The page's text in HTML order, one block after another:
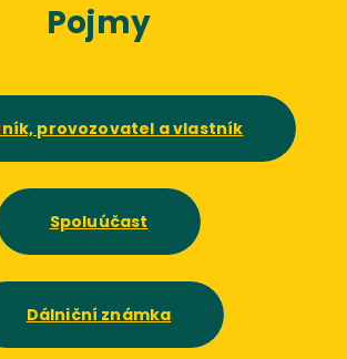
Pojmy
provozovatel a vlastník
Spoluúčast
Dálniční známka